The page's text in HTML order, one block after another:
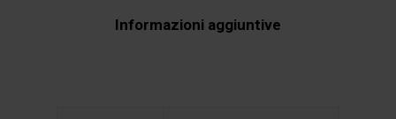
Informazioni aggiuntive